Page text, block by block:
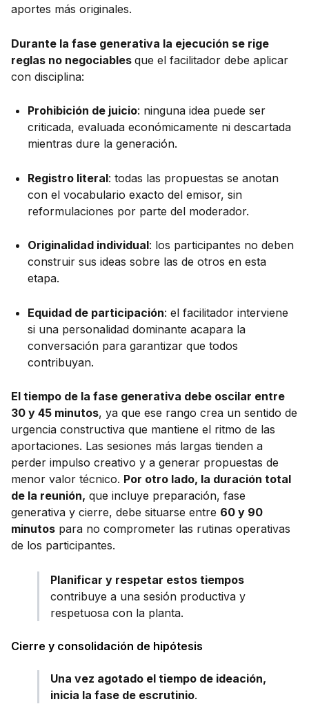
aportes más originales.
Durante la fase generativa la ejecución se rige
reglas no negociables que el facilitador debe aplicar
con disciplina:
Prohibición de juicio: ninguna idea puede ser
criticada, evaluada económicamente ni descartada
mientras dure la generación.
Registro literal: todas las propuestas se anotan
con el vocabulario exacto del emisor, sin
reformulaciones por parte del moderador.
Originalidad individual: los participantes no deben
construir sus ideas sobre las de otros en esta
etapa.
Equidad de participación: el facilitador interviene
si una personalidad dominante acapara la
conversación para garantizar que todos
contribuyan.
El tiempo de la fase generativa debe oscilar entre
30 y 45 minutos, ya que ese rango crea un sentido de
urgencia constructiva que mantiene el ritmo de las
aportaciones. Las sesiones más largas tienden a
perder impulso creativo y a generar propuestas de
menor valor técnico. Por otro lado, la duración total
de la reunión, que incluye preparación, fase
generativa y cierre, debe situarse entre 60 y 90
minutos para no comprometer las rutinas operativas
de los participantes.
Planificar y respetar estos tiempos
contribuye a una sesión productiva y
respetuosa con la planta.
Cierre y consolidación de hipótesis
Una vez agotado el tiempo de ideación,
inicia la fase de escrutinio.